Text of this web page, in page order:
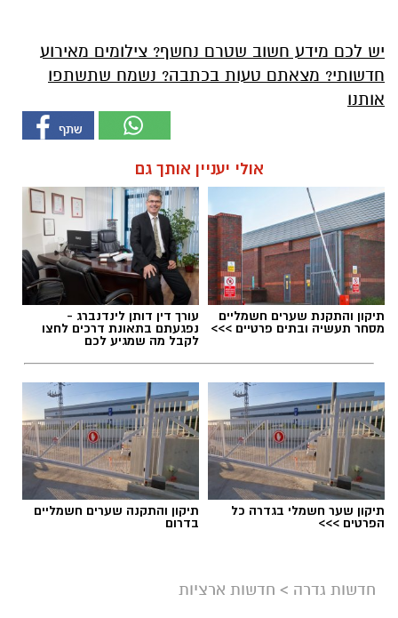
יש לכם מידע חשוב שטרם נחשף? צילומים מאירוע
חדשותי? מצאתם טעות בכתבה? נשמח שתשתפו
אותנו
אולי יעניין אותך גם
תיקון והתקנת שערים חשמליים
מסחר תעשיה ובתים פרטיים >>>
עורך דין דותן לינדנברג -
נפגעתם בתאונת דרכים לחצו
לקבל מה שמגיע לכם
תיקון שער חשמלי בגדרה כל
הפרטים >>>
תיקון והתקנה שערים חשמליים
בדרום
חדשות גדרה > חדשות ארציות